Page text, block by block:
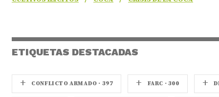
ETIQUETAS DESTACADAS
+ CONFLICTO ARMADO · 397 + FARC · 300 +